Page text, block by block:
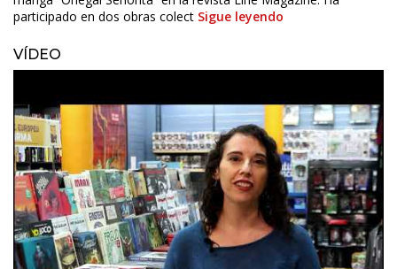
participado en dos obras colect Sigue leyendo
VÍDEO